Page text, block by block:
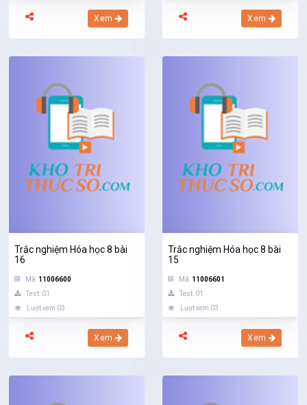
Xem Xem
Trắc nghiệm Hóa học 8 bài
16
Mã: 11006600
Test: 01
Lượt xem:03
Xem
Trắc nghiệm Hóa học 8 bài
15
Mã: 11006601
Test: 01
Lượt xem:03
Xem